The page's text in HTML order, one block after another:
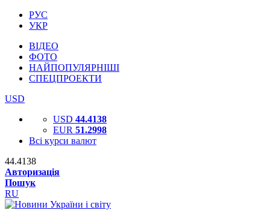
РУС
УКР
ВІДЕО
ФОТО
НАЙПОПУЛЯРНІШІ
СПЕЦПРОЕКТИ
USD
USD 44.4138
EUR 51.2998
Всі курси валют
44.4138
Авторизація
Пошук
RU